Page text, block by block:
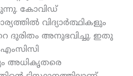
കോവിഡ്
വിദ്യാര്‍ത്ഥികളും
ദുരിതം അനുഭവിച്ചു. ഇതു
അധികൃതരെ